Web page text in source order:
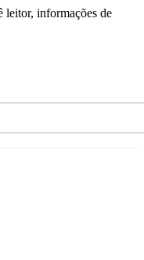
informações de